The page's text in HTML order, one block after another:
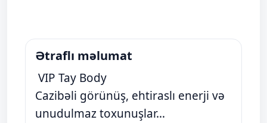
Ətraflı məlumat
VIP Tay Body
Cazibəli görünüş, ehtiraslı enerji və
unudulmaz toxunuşlar…